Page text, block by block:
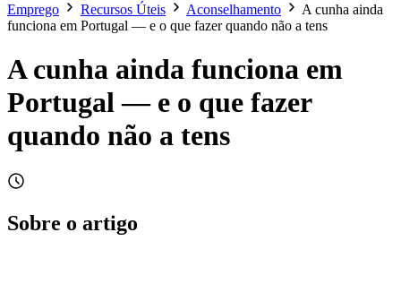
Emprego
Recursos Úteis Aconselhamento
A cunha ainda
funciona em Portugal — e o que fazer quando não a tens
A cunha ainda funciona em
Portugal — e o que fazer
quando não a tens
Sobre o artigo